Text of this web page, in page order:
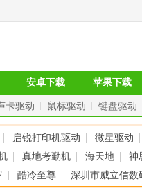
安卓下载 苹果下载
卡驱动 鼠标驱动 键盘驱动
启锐打印机驱动
微星驱动
真地考勤机 海天地
神
酷冷至尊
深圳市威立信数